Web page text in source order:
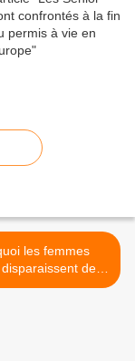
les femmes
des
(et pourquoi